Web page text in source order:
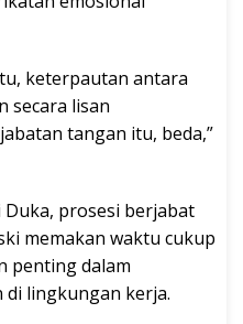
keterpautan antara
secara lisan
tangan itu, beda,”
prosesi berjabat
memakan waktu cukup
penting dalam
lingkungan kerja.